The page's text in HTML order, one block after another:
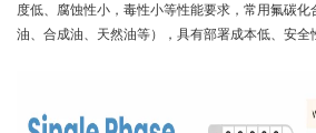
度低、腐蚀性小，毒性小等性能要求，常用氟碳化
油、合成油、天然油等），具有部署成本低、安全